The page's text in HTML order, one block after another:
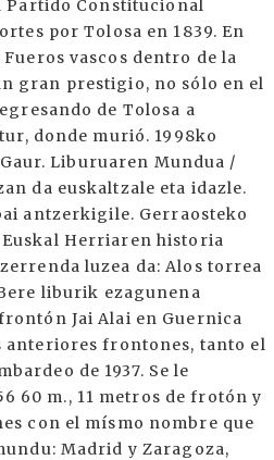
Partido Constitucional
por Tolosa en 1839. En
vascos dentro de la
gran prestigio, no sólo en el
de Tolosa a
donde murió. 1998ko
Liburuaren Mundua /
da euskaltzale eta idazle.
antzerkigile. Gerraosteko
Herriaren historia
luzea da: Alos torrea
liburik ezagunena
Jai Alai en Guernica
anteriores frontones, tanto el
de 1937. Se le
60 m., 11 metros de frotón y
con el mísmo nombre que
Madrid y Zaragoza,